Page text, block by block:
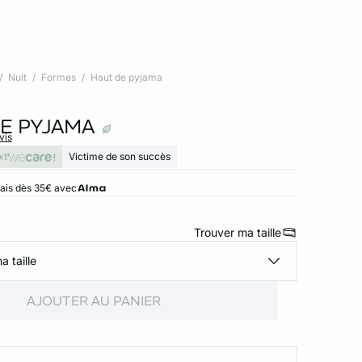
Nuit Formes Haut de pyjama
PYJAMA
Victime de son succès
dès 35€ avec
Trouver ma taille
taille
AJOUTER AU PANIER